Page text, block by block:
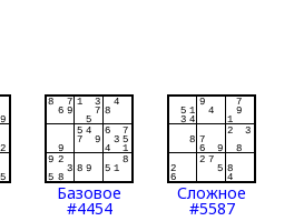
Базовое
#4454
Сложное
#5587